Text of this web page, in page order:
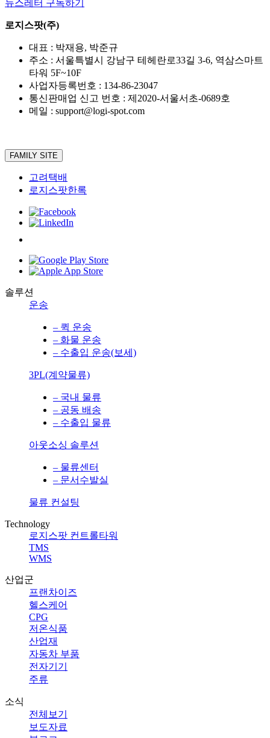
뉴스레터 구독하기
로지스팟(주)
대표 : 박재용, 박준규
주소 : 서울특별시 강남구 테헤란로33길 3-6, 역삼스마트
타워 5F~10F
사업자등록번호 : 134-86-23047
통신판매업 신고 번호 : 제2020-서울서초-0689호
메일 : support@logi-spot.com
FAMILY SITE
고려택배
로지스팟한록
솔루션
운송
– 퀵 운송
– 화물 운송
– 수출입 운송(보세)
3PL(계약물류)
– 국내 물류
– 공동 배송
– 수출입 물류
아웃소싱 솔루션
– 물류센터
– 문서수발실
물류 컨설팅
Technology
로지스팟 컨트롤타워
TMS
WMS
산업군
프랜차이즈
헬스케어
CPG
저온식품
산업재
자동차 부품
전자기기
주류
소식
전체보기
보도자료